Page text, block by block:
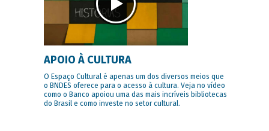
APOIO À CULTURA
O Espaço Cultural é apenas um dos diversos meios que
o BNDES oferece para o acesso à cultura. Veja no vídeo
como o Banco apoiou uma das mais incríveis bibliotecas
do Brasil e como investe no setor cultural.